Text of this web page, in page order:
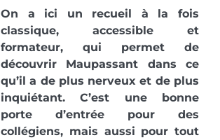
On a ici un recueil à la fois
classique, accessible et
formateur, qui permet de
découvrir Maupassant dans ce
qu’il a de plus nerveux et de plus
inquiétant. C’est une bonne
porte d’entrée pour des
collégiens, mais aussi pour tout